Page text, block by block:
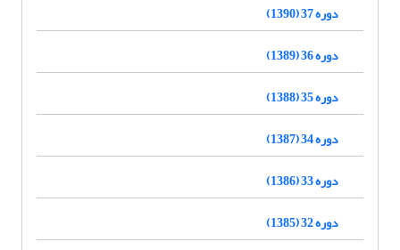
دوره 37 (1390)
دوره 36 (1389)
دوره 35 (1388)
دوره 34 (1387)
دوره 33 (1386)
دوره 32 (1385)